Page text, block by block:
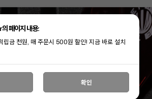
페이지 내용:
립금 천원, 매 주문시 500원 할인! 지금 바로 설치
확인